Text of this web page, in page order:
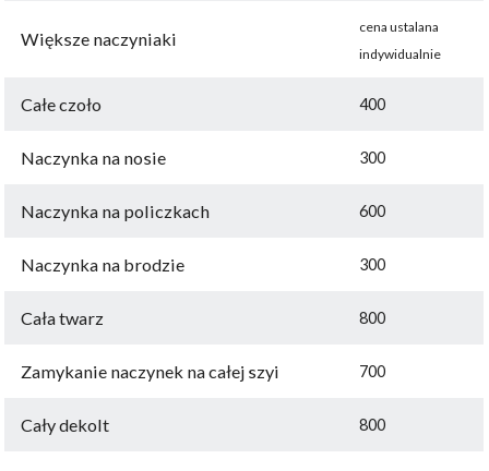
Większe naczyniaki
cena ustalana
indywidualnie
Całe czoło 400
Naczynka na nosie 300
Naczynka na policzkach 600
Naczynka na brodzie 300
Cała twarz 800
Zamykanie naczynek na całej szyi 700
Cały dekolt 800